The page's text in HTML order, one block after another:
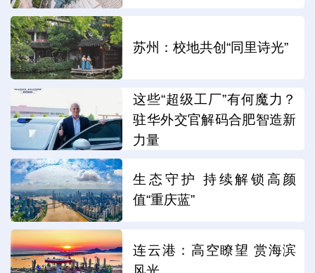
苏州：校地共创“同里诗光”
这些“超级工厂”有何魔力？
驻华外交官解码合肥智造新
力量
生态守护 持续解锁高颜
值“重庆蓝”
连云港：高空瞭望 赏海滨